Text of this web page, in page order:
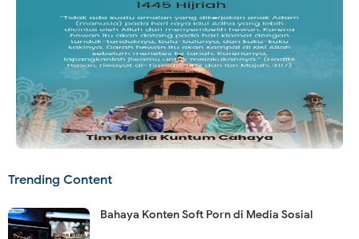
Trending Content
Bahaya Konten Soft Porn di Media Sosial